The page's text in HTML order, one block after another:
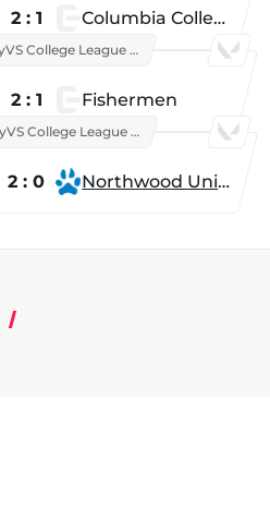
2 : 1 Columbia College
PlayVS College League 2025: Fall
2 : 1 Fishermen
PlayVS College League 2025: Fall
2 : 0 Northwood University